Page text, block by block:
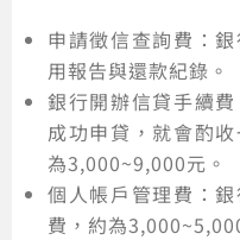
申請徵信查詢費：銀
用報告與還款紀錄。
銀行開辦信貸手續
成功申貸，就會酌
為3,000~9,000元。
個人帳戶管理費：
費，約為